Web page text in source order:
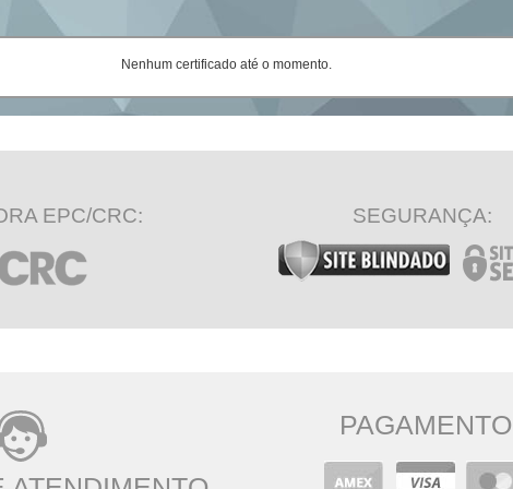
Nenhum certificado até o momento.
EPC/CRC: SEGURANÇA:
PAGAMENTO